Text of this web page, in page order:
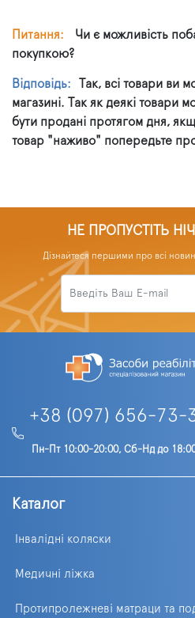
Питання:
Чи є можливість
покупкою?
Відповідь:
Так, всі товари ви
магазині. Так як деякі товари
бути продані протягом дня,
товар "наживо" попередьте
НЕ ПРОПУСТІТЬ
Дізнайтеся першими про всі
+38 (097) 656-73-
Пн-Пт 10:00-20:00, Сб-Нд до
Каталог
Інвалідні коляски
Медичні ліжка
Протипролежневі матраци та